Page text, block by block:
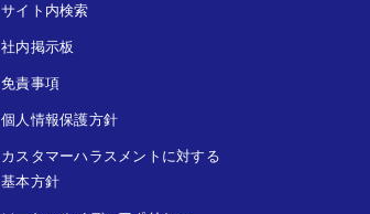
サイト内検索
社内掲示板
免責事項
個人情報保護方針
カスタマーハラスメントに対する
基本方針